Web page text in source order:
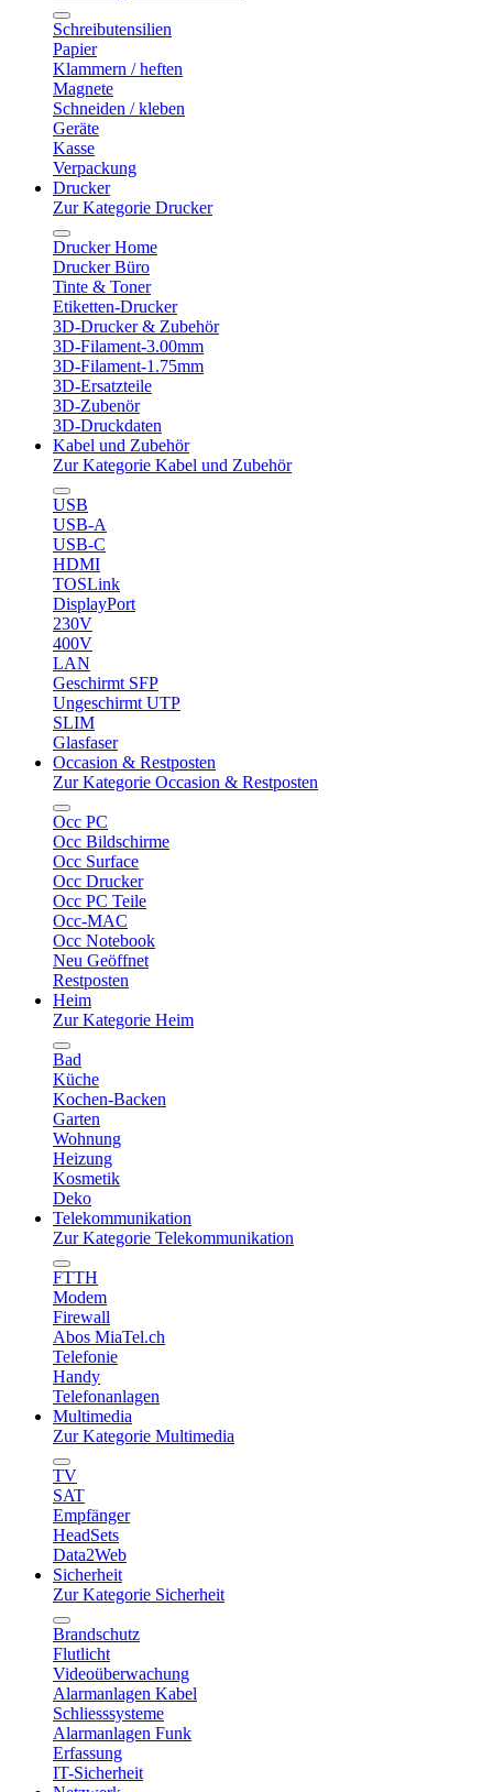
Schreibutensilien
Papier
Klammern / heften
Magnete
Schneiden / kleben
Geräte
Kasse
Verpackung
Drucker
Zur Kategorie Drucker
Drucker Home
Drucker Büro
Tinte & Toner
Etiketten-Drucker
3D-Drucker & Zubehör
3D-Filament-3.00mm
3D-Filament-1.75mm
3D-Ersatzteile
3D-Zubenör
3D-Druckdaten
Kabel und Zubehör
Zur Kategorie Kabel und Zubehör
USB
USB-A
USB-C
HDMI
TOSLink
DisplayPort
230V
400V
LAN
Geschirmt SFP
Ungeschirmt UTP
SLIM
Glasfaser
Occasion & Restposten
Zur Kategorie Occasion & Restposten
Occ PC
Occ Bildschirme
Occ Surface
Occ Drucker
Occ PC Teile
Occ-MAC
Occ Notebook
Neu Geöffnet
Restposten
Heim
Zur Kategorie Heim
Bad
Küche
Kochen-Backen
Garten
Wohnung
Heizung
Kosmetik
Deko
Telekommunikation
Zur Kategorie Telekommunikation
FTTH
Modem
Firewall
Abos MiaTel.ch
Telefonie
Handy
Telefonanlagen
Multimedia
Zur Kategorie Multimedia
TV
SAT
Empfänger
HeadSets
Data2Web
Sicherheit
Zur Kategorie Sicherheit
Brandschutz
Flutlicht
Videoüberwachung
Alarmanlagen Kabel
Schliesssysteme
Alarmanlagen Funk
Erfassung
IT-Sicherheit